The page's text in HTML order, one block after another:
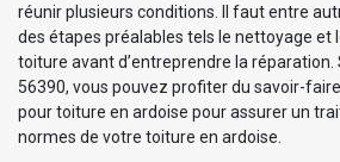
réunir plusieurs conditions. Il faut entre
des étapes préalables tels le nettoyage et
toiture avant d’entreprendre la réparation.
56390, vous pouvez profiter du savoir-
pour toiture en ardoise pour assurer un
normes de votre toiture en ardoise.